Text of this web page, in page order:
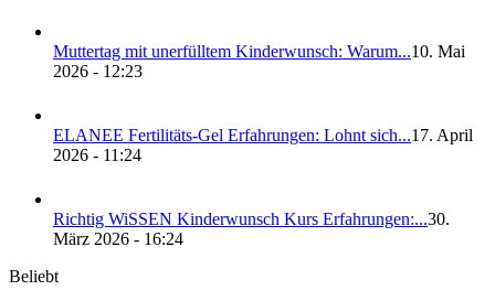
Mut­ter­tag mit uner­füll­tem Kin­der­wunsch: War­um...10. Mai
2026 - 12:23
ELANEE Fer­ti­li­täts-Gel Erfah­run­gen: Lohnt sich...17. April
2026 - 11:24
Rich­tig WiS­SEN Kin­der­wunsch Kurs Erfah­run­gen:...30.
März 2026 - 16:24
Beliebt